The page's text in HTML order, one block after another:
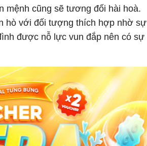
mệnh cũng sẽ tương đối hài hoà.
hò với đối tượng thích hợp nhờ sự
được nỗ lực vun đắp nên có sự